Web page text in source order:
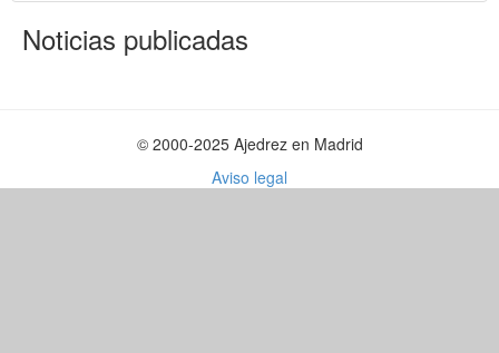
Noticias publicadas
© 2000-2025 Ajedrez en Madrid
Aviso legal